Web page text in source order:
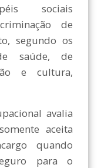
sociais
de
segundo os
saúde, de
e cultura,
avalia
aceita
quando
para o